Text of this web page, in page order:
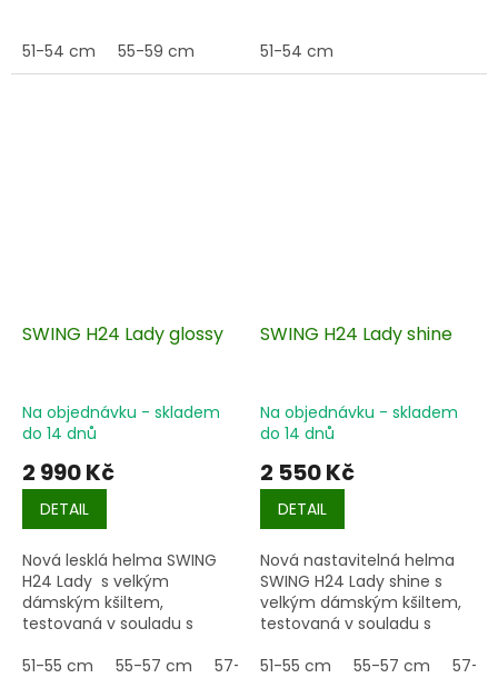
51-54 cm 55-59 cm 51-54 cm
SWING H24 Lady glossy
Na objednávku - skladem
do 14 dnů
2 990 Kč
DETAIL
Nová lesklá helma SWING
H24 Lady s velkým
dámským kšiltem,
testovaná v souladu s
kombinuje maximální
51-55 cm 55-57 cm 57-59 cm 59-61 cm
SWING H24 Lady shine
Na objednávku - skladem
do 14 dnů
2 550 Kč
DETAIL
Nová nastavitelná helma
SWING H24 Lady shine s
velkým dámským kšiltem,
testovaná v souladu s
kombinuje maximální
51-55 cm 55-57 cm 57-